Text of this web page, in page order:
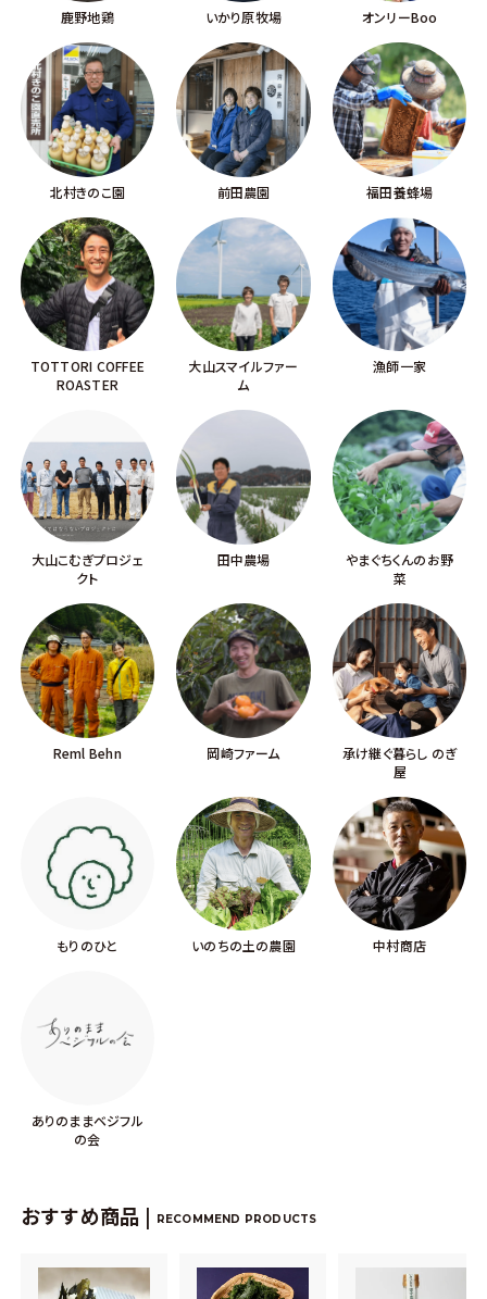
鹿野地鶏 いかり原牧場 オンリーBoo
北村きのこ園 前田農園 福田養蜂場
TOTTORI COFFEE
ROASTER
大山スマイルファー
ム
漁師一家
大山こむぎプロジェ
クト
田中農場
やまぐちくんのお野
菜
Reml Behn 岡崎ファーム
承け継ぐ暮らし のぎ
屋
もりのひと いのちの土の農園 中村商店
ありのままベジフル
の会
おすすめ商品 | RECOMMEND PRODUCTS